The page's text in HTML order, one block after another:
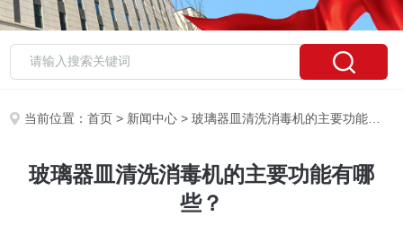
当前位置：首页 > 新闻中心 > 玻璃器皿清洗消毒机的主要功能有哪些？
玻璃器皿清洗消毒机的主要功能有哪
些？